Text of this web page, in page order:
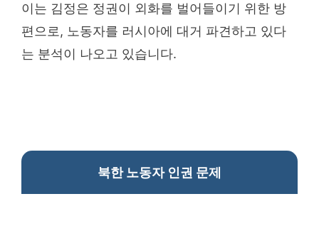
이는 김정은 정권이 외화를 벌어들이기 위한 방
편으로, 노동자를 러시아에 대거 파견하고 있다
는 분석이 나오고 있습니다.
북한 노동자 인권 문제